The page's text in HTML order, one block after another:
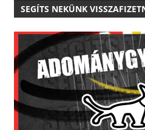
SEGÍTS NEKÜNK